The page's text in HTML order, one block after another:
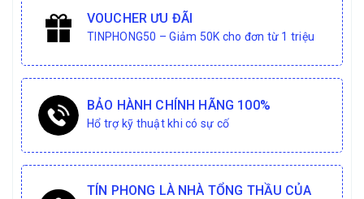
VOUCHER ƯU ĐÃI
TINPHONG50 – Giảm 50K cho đơn từ 1 triệu
BẢO HÀNH CHÍNH HÃNG 100%
Hổ trợ kỹ thuật khi có sự cố
TÍN PHONG LÀ NHÀ TỔNG THẦU CỦA